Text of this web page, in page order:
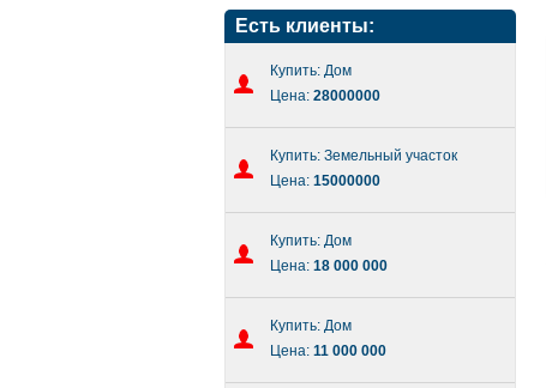
Есть клиенты:
Купить: Дом
Цена: 28000000
Купить: Земельный участок
Цена: 15000000
Купить: Дом
Цена: 18 000 000
Купить: Дом
Цена: 11 000 000